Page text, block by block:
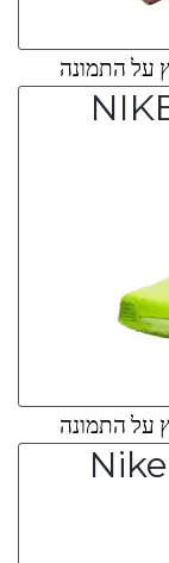
על התמונה
על התמונה